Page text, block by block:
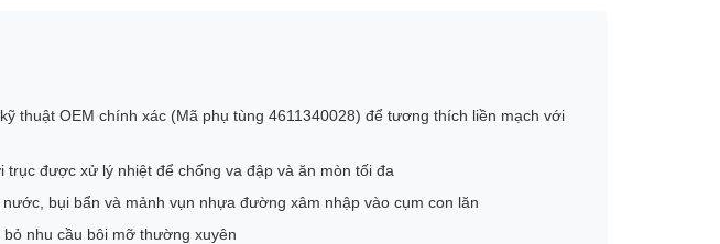
thuật OEM chính xác (Mã phụ tùng 4611340028) để tương thích liền mạch với
trục được xử lý nhiệt để chống va đập và ăn mòn tối đa
bụi bẩn và mảnh vụn nhựa đường xâm nhập vào cụm con lăn
nhu cầu bôi mỡ thường xuyên